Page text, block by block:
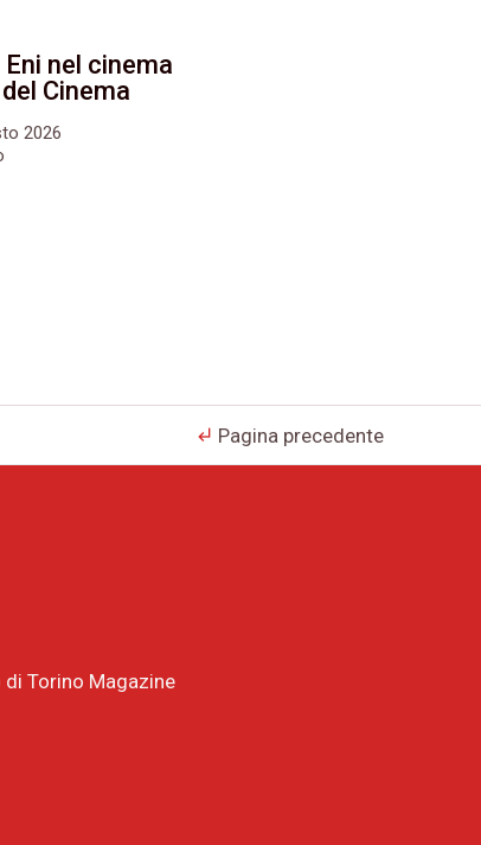
nel cinema
Cinema
2026
subdirectory_arrow_left Pagina precedente
Torino Magazine